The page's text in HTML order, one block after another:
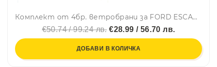
Комплект от 4бр. ветробрани за FORD ESCAPE / KUGA III 2020 г. +
€50.74 / 99.24 лв.€28.99 / 56.70 лв.
ДОБАВИ В КОЛИЧКА